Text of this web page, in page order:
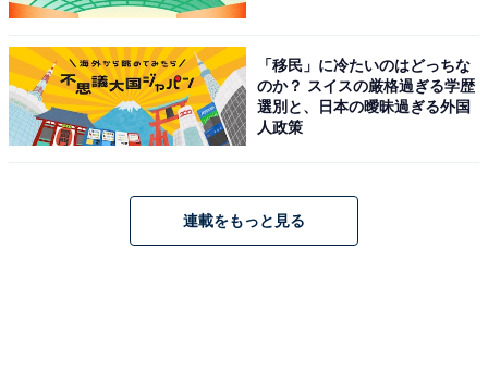
「移民」に冷たいのはどっちな
のか？ スイスの厳格過ぎる学歴
選別と、日本の曖昧過ぎる外国
人政策
連載をもっと見る